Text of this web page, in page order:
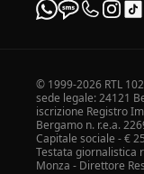
© 1999-2026 RTL
sede legale: 24121
iscrizione Registro
Bergamo n. r.e.a.
Capitale sociale - €
Testata giornalistica
Monza - Direttore